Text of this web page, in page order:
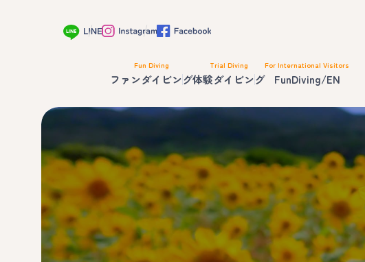
Fun Diving
ファンダイビング
Trial Diving
体験ダイビング
For International Visitors
FunDiving/EN